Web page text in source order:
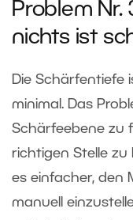
Problem Nr.
nichts ist
Die Schärfentiefe
minimal. Das
Schärfeebene zu
richtigen Stelle
es einfacher, den
manuell